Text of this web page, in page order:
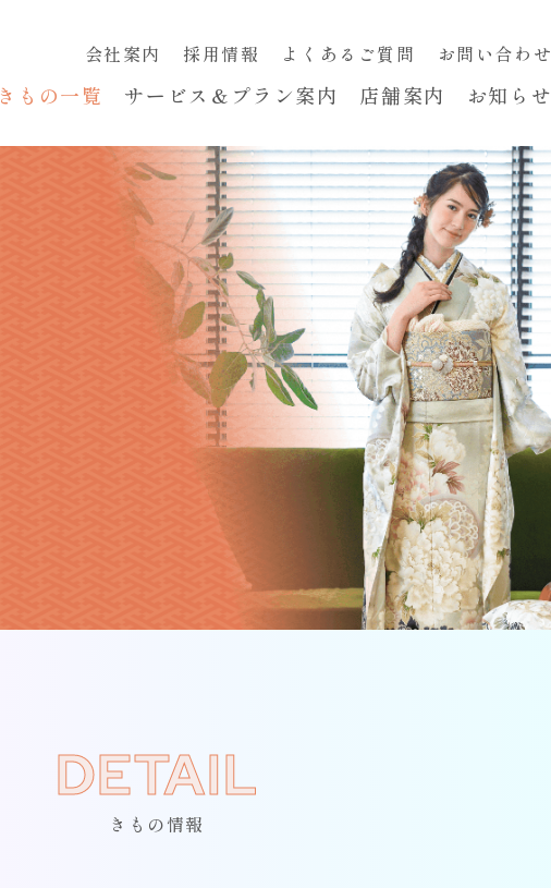
きもの一覧 サービス＆プラン案内 店舗案内 お知らせ
会社案内 採用情報 よくあるご質問 お問い合わせ
DETAIL
きもの情報